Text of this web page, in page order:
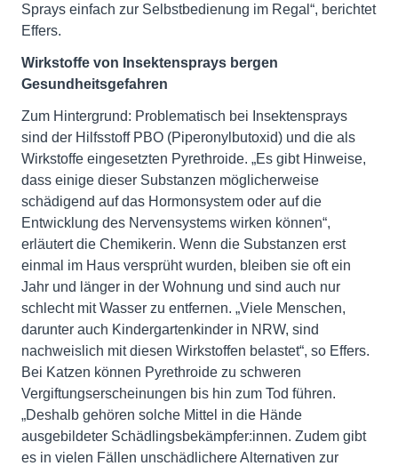
Sprays einfach zur Selbstbedienung im Regal“, berichtet
Effers.
Wirkstoffe von Insektensprays bergen
Gesundheitsgefahren
Zum Hintergrund: Problematisch bei Insektensprays
sind der Hilfsstoff PBO (Piperonylbutoxid) und die als
Wirkstoffe eingesetzten Pyrethroide. „Es gibt Hinweise,
dass einige dieser Substanzen möglicherweise
schädigend auf das Hormonsystem oder auf die
Entwicklung des Nervensystems wirken können“,
erläutert die Chemikerin. Wenn die Substanzen erst
einmal im Haus versprüht wurden, bleiben sie oft ein
Jahr und länger in der Wohnung und sind auch nur
schlecht mit Wasser zu entfernen. „Viele Menschen,
darunter auch Kindergartenkinder in NRW, sind
nachweislich mit diesen Wirkstoffen belastet“, so Effers.
Bei Katzen können Pyrethroide zu schweren
Vergiftungserscheinungen bis hin zum Tod führen.
„Deshalb gehören solche Mittel in die Hände
ausgebildeter Schädlingsbekämpfer:innen. Zudem gibt
es in vielen Fällen unschädlichere Alternativen zur